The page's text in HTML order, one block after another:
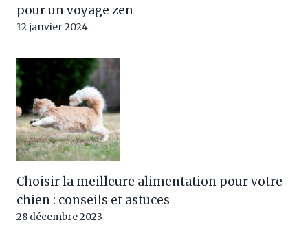
pour un voyage zen
12 janvier 2024
Choisir la meilleure alimentation pour votre
chien : conseils et astuces
28 décembre 2023